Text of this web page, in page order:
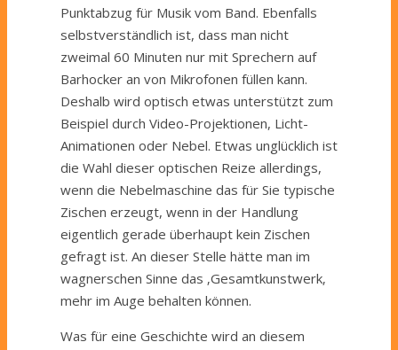
Punktabzug für Musik vom Band. Ebenfalls
selbstverständlich ist, dass man nicht
zweimal 60 Minuten nur mit Sprechern auf
Barhocker an von Mikrofonen füllen kann.
Deshalb wird optisch etwas unterstützt zum
Beispiel durch Video-Projektionen, Licht-
Animationen oder Nebel. Etwas unglücklich ist
die Wahl dieser optischen Reize allerdings,
wenn die Nebelmaschine das für Sie typische
Zischen erzeugt, wenn in der Handlung
eigentlich gerade überhaupt kein Zischen
gefragt ist. An dieser Stelle hätte man im
wagnerschen Sinne das ‚Gesamtkunstwerk‚
mehr im Auge behalten können.
Was für eine Geschichte wird an diesem